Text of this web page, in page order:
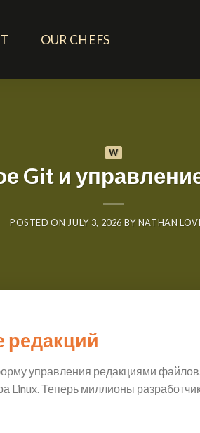
OUR CHEFS
W
Git и
POSTED ON JULY 3, 2026 BYNATHAN
редакций
управления редакциями
Linux. Теперь миллионы